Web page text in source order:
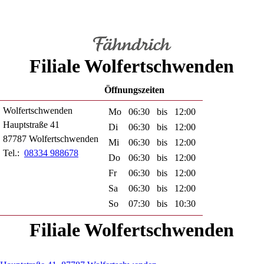
Filiale Wolfertschwenden
Öffnungszeiten
Wolfertschwenden
Hauptstraße 41
87787 Wolfertschwenden
Tel.: 08334 988678
Mo 06:30 bis
12:00
Di
06:30 bis
12:00
Mi
06:30 bis
12:00
Do
06:30 bis
12:00
Fr
06:30 bis
12:00
Sa
06:30 bis
12:00
So
07:30 bis 10:30
Filiale Wolfertschwenden